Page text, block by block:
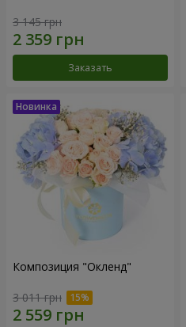
3 145 грн
Заказать
Композиция "Окленд"
3 011 грн